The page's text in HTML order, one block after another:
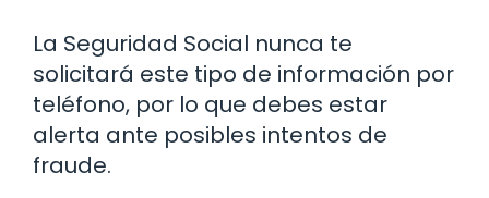
La Seguridad Social nunca te
solicitará este tipo de información por
teléfono, por lo que debes estar
alerta ante posibles intentos de
fraude.